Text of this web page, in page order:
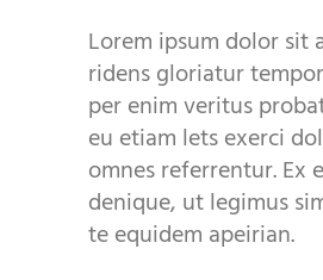
Lorem ipsum dolor sit
ridens gloriatur
per enim veritus
eu etiam lets exerci
omnes referrentur. Ex
denique, ut legimus
te equidem apeirian.